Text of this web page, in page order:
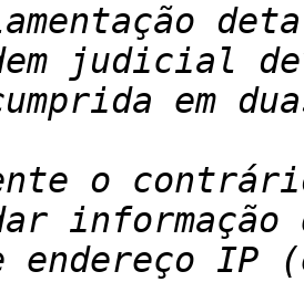
o
endereço IP